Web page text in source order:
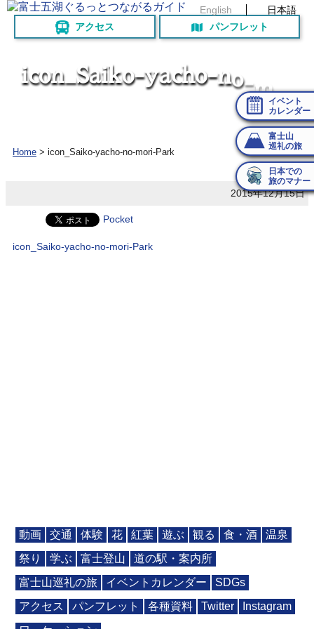
English
日本語
アクセス
パンフレット
イベント
カレンダー
富士山
巡礼の旅
日本での
旅のマナー
icon_ Saiko-yacho-no-mo
Home > icon_Saiko-yacho-no-mori-Park
2015年12月15日
Pocket
icon_Saiko-yacho-no-mori-Park
動画 交通 体験 花 紅葉 遊ぶ 観る 食・酒
温泉
祭り
学ぶ 富士登山
道の駅・案内所
富士山巡礼の旅
イベントカレンダー
SDGs
アクセス
パンフレット 各種資料 Twitter
Instagram